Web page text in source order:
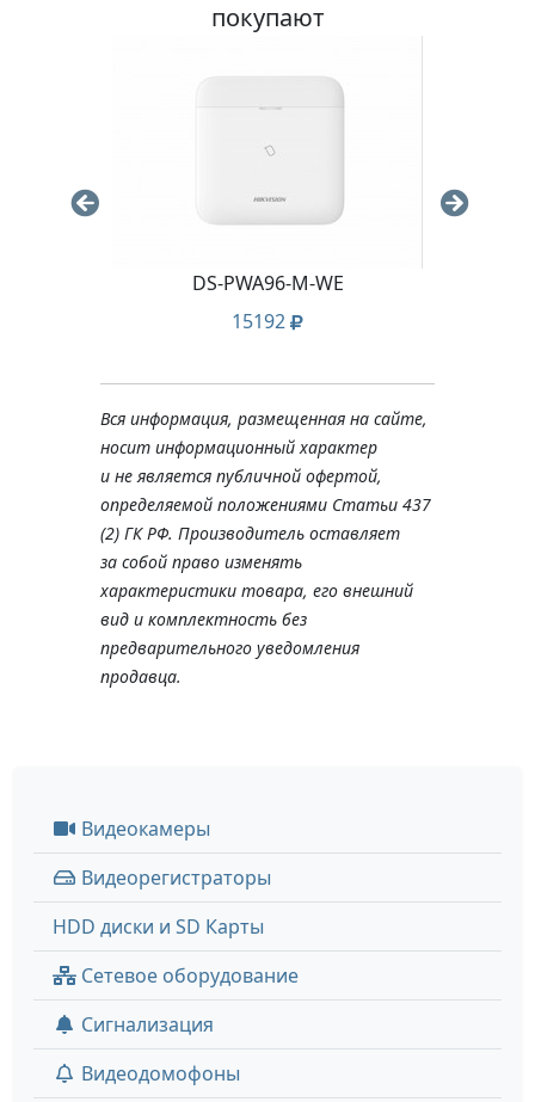
покупают
DS-PWA96-M-WE
15192
Вся информация, размещенная на сайте,
носит информационный характер
и не является публичной офертой,
определяемой положениями Статьи 437
(2) ГК РФ. Производитель оставляет
за собой право изменять
характеристики товара, его внешний
вид и комплектность без
предварительного уведомления
продавца.
Видеокамеры
Видеорегистраторы
HDD диски и SD Карты
Сетевое оборудование
Сигнализация
Видеодомофоны